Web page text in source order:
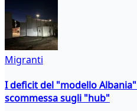
Migranti
I deficit del "modello
scommessa sugli "hub"